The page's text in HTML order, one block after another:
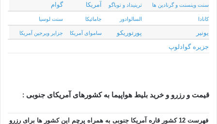
سنت وینسنت و گرنادین ها ترینیداد و توباگو آمریکا گوام
کانادا السالوادور جامائیکا سنت لوسیا
یونیر پورتوریکو ساموای آمریکا جزایر ویرجین آمریکا
جزیره گوادلوپ
قیمت و رزرو و خرید بلیط هواپیما به کشورهای آمریکای جنوبی :
فهرست 12 کشور قاره آمریکا جنوبی به همراه پرچم این کشور ها برای رزرو